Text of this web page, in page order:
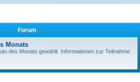
Forum
Monats
des Monats gewählt. Informationen zur Teilnahme